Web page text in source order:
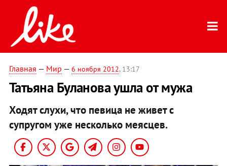
Главная — Мир — 6 ноября 2012, 13:17
Татьяна Буланова ушла от мужа
Ходят слухи, что певица не живет с
супругом уже несколько меясцев.